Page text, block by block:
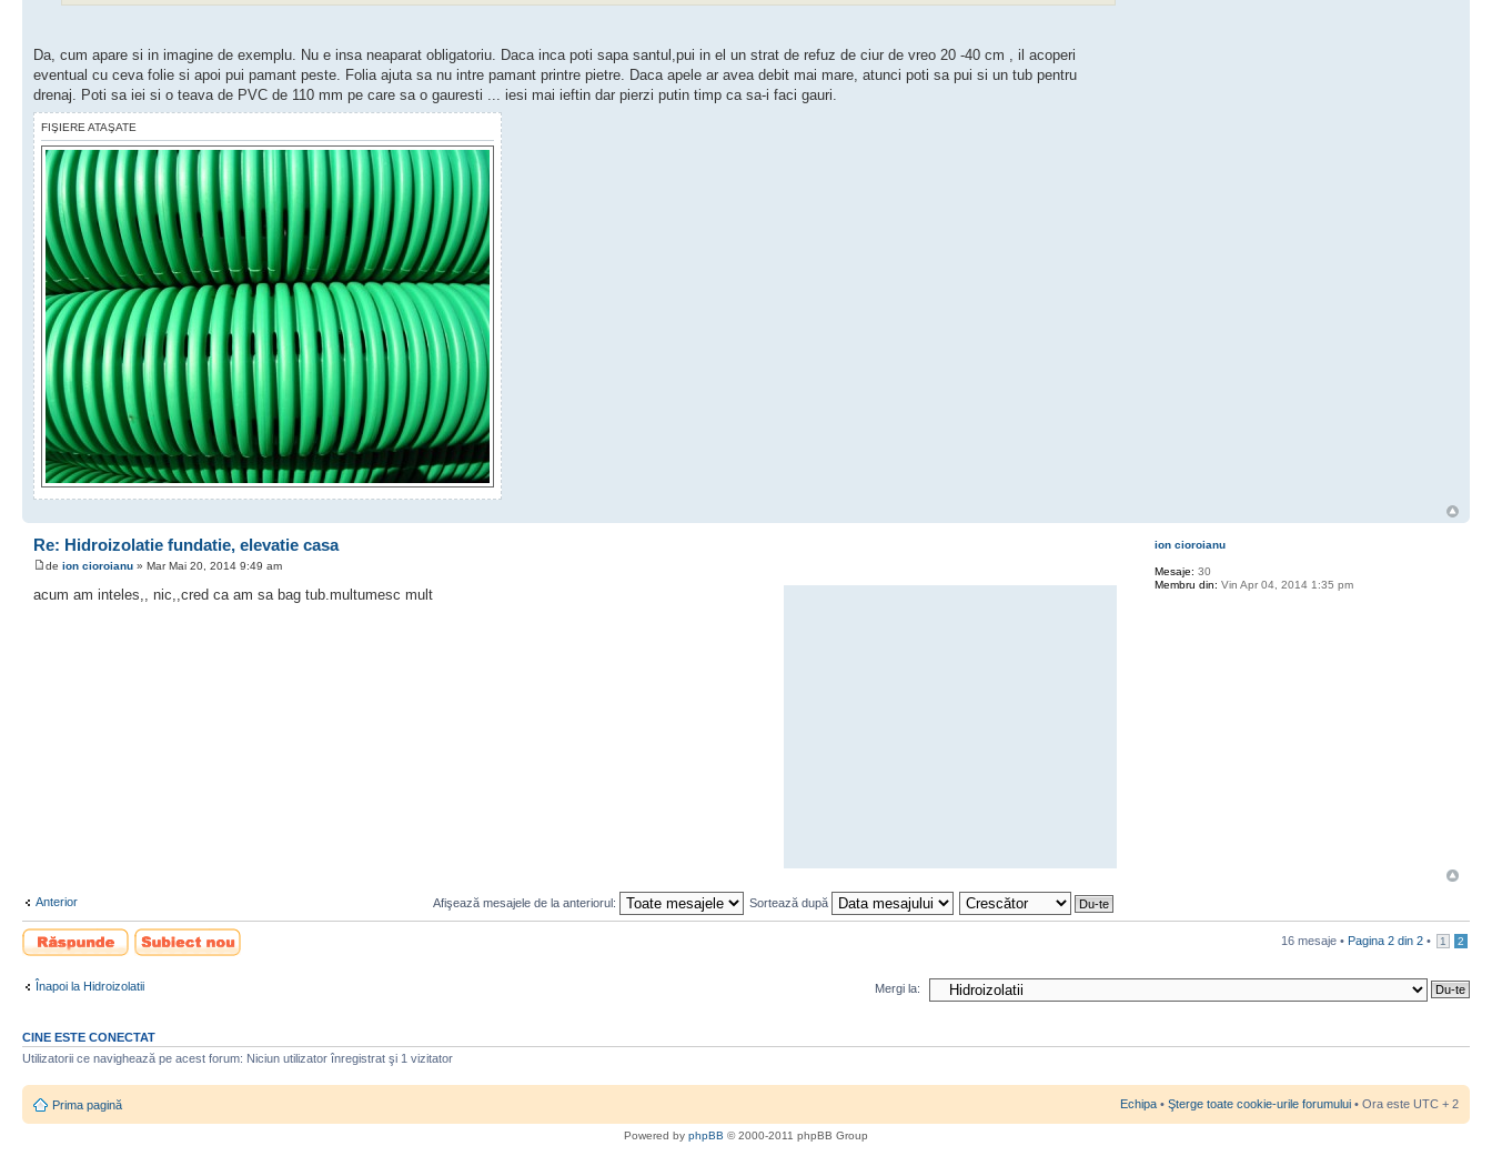
Da, cum apare si in imagine de exemplu. Nu e insa neaparat obligatoriu. Daca inca poti sapa santul,pui in el un strat de refuz de ciur de vreo 20 -40 cm , il acoperi
eventual cu ceva folie si apoi pui pamant peste. Folia ajuta sa nu intre pamant printre pietre. Daca apele ar avea debit mai mare, atunci poti sa pui si un tub pentru
drenaj. Poti sa iei si o teava de PVC de 110 mm pe care sa o gauresti ... iesi mai ieftin dar pierzi putin timp ca sa-i faci gauri.
FIŞIERE ATAŞATE
Re: Hidroizolatie fundatie, elevatie casa
de ion cioroianu » Mar Mai 20, 2014 9:49 am
acum am inteles,, nic,,cred ca am sa bag tub.multumesc mult
ion cioroianu
Mesaje: 30
Membru din: Vin Apr 04, 2014 1:35 pm
Anterior Afişează mesajele de la anteriorul: Sortează după
Scrie un răspuns
Scrie un subiect
nou
16 mesaje • Pagina 2 din 2 • 1 2
Înapoi la Hidroizolatii Mergi la:
CINE ESTE CONECTAT
Utilizatorii ce navighează pe acest forum: Niciun utilizator înregistrat şi 1 vizitator
Prima pagină Echipa • Şterge toate cookie-urile forumului • Ora este UTC + 2
Powered by phpBB © 2000-2011 phpBB Group